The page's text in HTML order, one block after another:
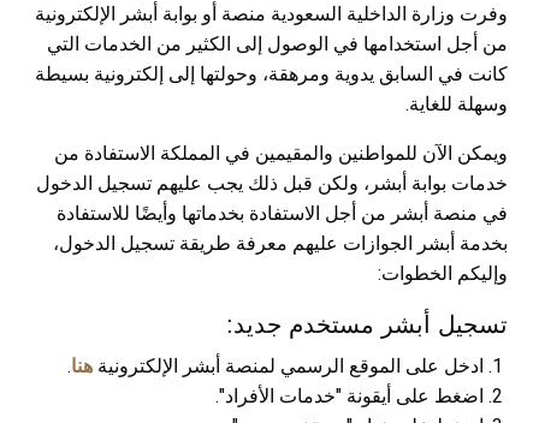
وفرت وزارة الداخلية السعودية منصة أو بوابة أبشر الإلكترونية
من أجل استخدامها في الوصول إلى الكثير من الخدمات التي
كانت في السابق يدوية ومرهقة، وحولتها إلى إلكترونية بسيطة
وسهلة للغاية.
ويمكن الآن للمواطنين والمقيمين في المملكة الاستفادة من
خدمات بوابة أبشر، ولكن قبل ذلك يجب عليهم تسجيل الدخول
في منصة أبشر من أجل الاستفادة بخدماتها وأيضًا للاستفادة
بخدمة أبشر الجوازات عليهم معرفة طريقة تسجيل الدخول،
وإليكم الخطوات:
تسجيل أبشر مستخدم جديد:
ادخل على الموقع الرسمي لمنصة أبشر الإلكترونية هنا.
اضغط على أيقونة "خدمات الأفراد".